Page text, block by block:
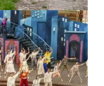
- es gibt viel zu entdecken!